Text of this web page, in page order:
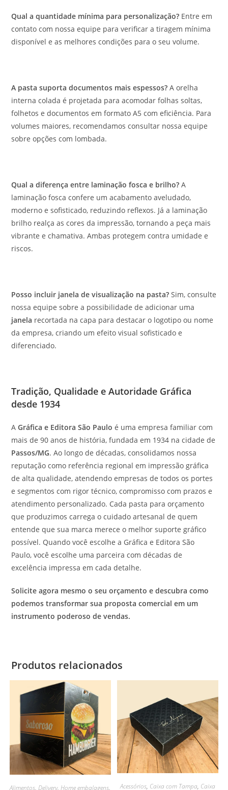
Qual a quantidade mínima para personalização? Entre em
contato com nossa equipe para verificar a tiragem mínima
disponível e as melhores condições para o seu volume.
A pasta suporta documentos mais espessos? A orelha
interna colada é projetada para acomodar folhas soltas,
folhetos e documentos em formato A5 com eficiência. Para
volumes maiores, recomendamos consultar nossa equipe
sobre opções com lombada.
Qual a diferença entre laminação fosca e brilho? A
laminação fosca confere um acabamento aveludado,
moderno e sofisticado, reduzindo reflexos. Já a laminação
brilho realça as cores da impressão, tornando a peça mais
vibrante e chamativa. Ambas protegem contra umidade e
riscos.
Posso incluir janela de visualização na pasta? Sim, consulte
nossa equipe sobre a possibilidade de adicionar uma
janela recortada na capa para destacar o logotipo ou nome
da empresa, criando um efeito visual sofisticado e
diferenciado.
Tradição, Qualidade e Autoridade Gráfica
desde 1934
AGráfica e Editora São Paulo é uma empresa familiar com
mais de 90 anos de história, fundada em 1934 na cidade de
Passos/MG. Ao longo de décadas, consolidamos nossa
reputação como referência regional em impressão gráfica
de alta qualidade, atendendo empresas de todos os portes
e segmentos com rigor técnico, compromisso com prazos e
atendimento personalizado. Cada pasta para orçamento
que produzimos carrega o cuidado artesanal de quem
entende que sua marca merece o melhor suporte gráfico
possível. Quando você escolhe a Gráfica e Editora São
Paulo, você escolhe uma parceira com décadas de
excelência impressa em cada detalhe.
Solicite agora mesmo o seu orçamento e descubra como
podemos transformar sua proposta comercial em um
instrumento poderoso de vendas.
Produtos relacionados
Alimentos,Delivery,Home embalagens, Acessórios, Caixa com Tampa, Caixa